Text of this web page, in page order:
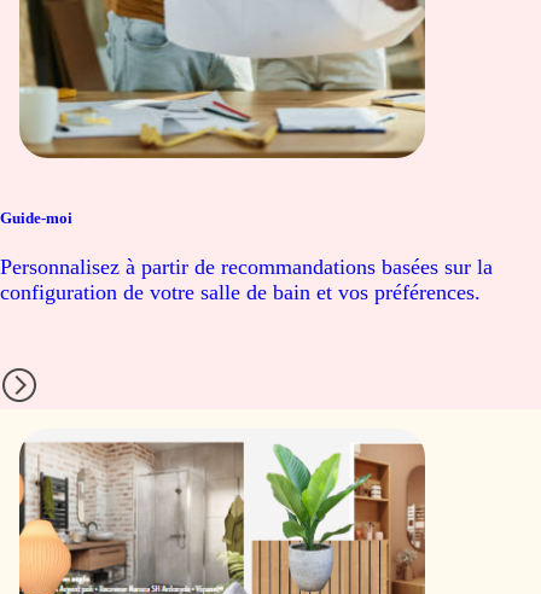
Guide-moi
Personnalisez à partir de recommandations basées sur la
configuration de votre salle de bain et vos préférences.